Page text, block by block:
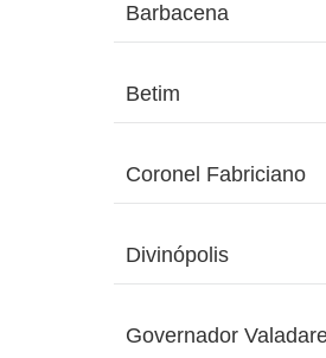
Barbacena
Betim
Coronel Fabriciano
Divinópolis
Governador